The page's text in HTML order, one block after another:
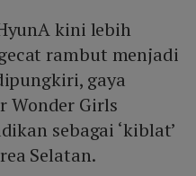
kini lebih
rambut menjadi
gaya
Wonder Girls
sebagai ‘kiblat’
Selatan.